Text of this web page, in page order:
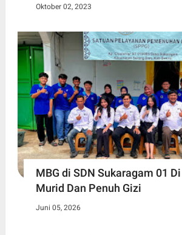
Oktober 02, 2023
MBG di SDN Sukaragam 01
Murid Dan Penuh Gizi
Juni 05, 2026